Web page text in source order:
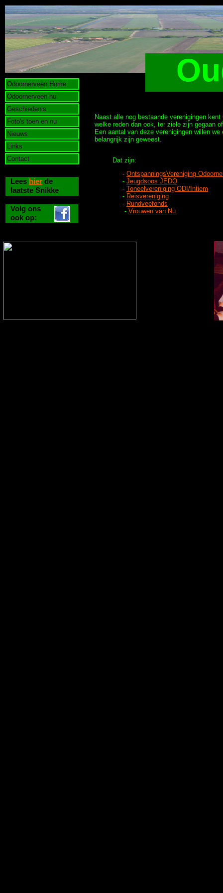
Volg ons
ook op:
Lees hier de
laatste Snikke
Odoornerveen Home
Odoornerveen nu
Geschiedenis
Foto's toen en nu
Nieuws
Links
Contact
Naast alle nog bestaande verenigingen
welke reden dan ook, ter ziele zijn gegaan
Een aantal van deze verenigingen willen
belangrijk zijn geweest.
Dat zijn:
- OntspanningsVereniging
- Jeugdsoos JEDO
- Toneelvereniging ODI/Intiem
- Reisvereniging
- Rundveefonds
- Vrouwen van Nu